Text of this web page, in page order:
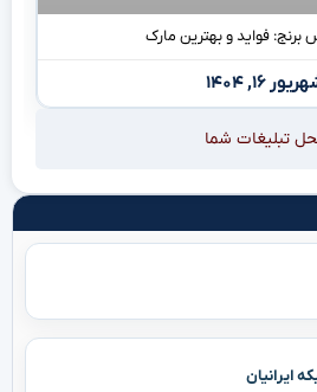
ایرانیان
فواید و بهترین مارک
۱۶, ۱۴۰۴
تبلیغات شما